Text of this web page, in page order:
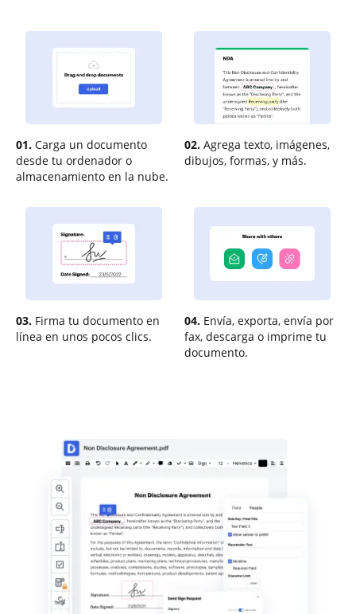
01. Carga un documento
desde tu ordenador o
almacenamiento en la nube.
02. Agrega texto, imágenes,
dibujos, formas, y más.
03. Firma tu documento en
línea en unos pocos clics.
04. Envía, exporta, envía por
fax, descarga o imprime tu
documento.